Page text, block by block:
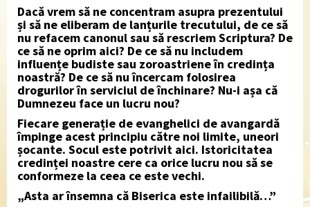
Dacă vrem să ne concentram asupra prezentului
și să ne eliberam de lanțurile trecutului, de ce să
nu refacem canonul sau să rescriem Scriptura? De
ce să ne oprim aici? De ce să nu includem
influențe budiste sau zoroastriene în credința
noastră? De ce să nu încercam folosirea
drogurilor în serviciul de închinare? Nu-i așa că
Dumnezeu face un lucru nou?
Fiecare generație de evanghelici de avangardă
împinge acest principiu către noi limite, uneori
șocante. Socul este potrivit aici. Istoricitatea
credinței noastre cere ca orice lucru nou să se
conformeze la ceea ce este vechi.
„Asta ar însemna că Biserica este infailibilă…”